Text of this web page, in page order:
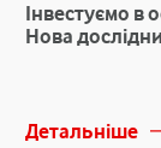
Інвестуємо в
Нова
Детальніше